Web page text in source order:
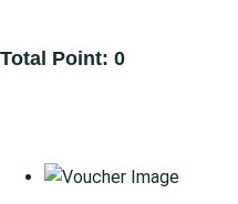
Total Point: 0